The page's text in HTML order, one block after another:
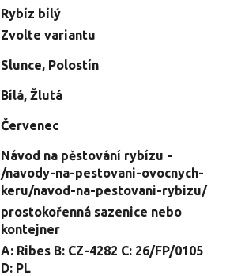
Rybíz bílý
Zvolte variantu
Slunce, Polostín
Bílá, Žlutá
Červenec
Návod na pěstování rybízu -
/navody-na-pestovani-ovocnych-
keru/navod-na-pestovani-rybizu/
prostokořenná sazenice nebo
kontejner
A: Ribes B: CZ-4282 C: 26/FP/0105
D: PL